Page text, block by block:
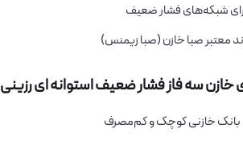
شبکه‌های فشار ضعیف
معتبر صبا خازن (صبا زیمنس)
فاز فشار ضعیف استوانه ای رزینی 2.5 کیلووار 440 ولت برند صبا خازن(صبا زیمنس)
بانک خازنی کوچک و کم‌مصرف